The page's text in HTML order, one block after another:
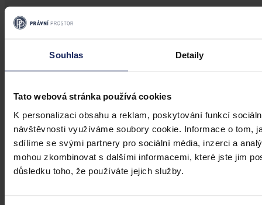
Souhlas Detaily
Tato webová stránka používá cookies
K personalizaci obsahu a reklam, poskytování funkcí
návštěvnosti využíváme soubory cookie. Informace o tom,
sdílíme se svými partnery pro sociální média, inzerci a
mohou zkombinovat s dalšími informacemi, které jste jim
důsledku toho, že používáte jejich služby.
Aktuality
Úkladná vražda a některé další činy by
mohly být nepromlčitelné, navrhla
Praha 1. srpna (ČTK) - Úkladná vražda a některé další trestné činy s
úmyslným usmrcením by se mohly zařadit mezi nepromlčitelné. Jde
také například o některé činy související s obecným ohrožením,
teroristickým útokem a terorem, za něž hrozí až výjimečný trest.
ČTK • 3. srpna 2026, 10:04